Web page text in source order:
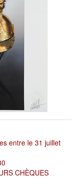
entre le 31 juillet
CHÈQUES